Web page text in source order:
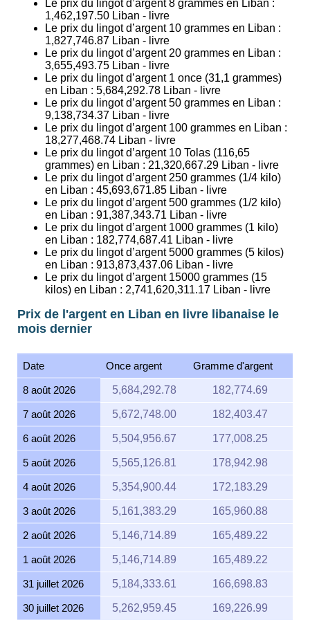
Le prix du lingot d’argent 8 grammes en Liban :
1,462,197.50 Liban - livre
Le prix du lingot d’argent 10 grammes en Liban :
1,827,746.87 Liban - livre
Le prix du lingot d’argent 20 grammes en Liban :
3,655,493.75 Liban - livre
Le prix du lingot d’argent 1 once (31,1 grammes)
en Liban : 5,684,292.78 Liban - livre
Le prix du lingot d’argent 50 grammes en Liban :
9,138,734.37 Liban - livre
Le prix du lingot d’argent 100 grammes en Liban :
18,277,468.74 Liban - livre
Le prix du lingot d’argent 10 Tolas (116,65
grammes) en Liban : 21,320,667.29 Liban - livre
Le prix du lingot d’argent 250 grammes (1/4 kilo)
en Liban : 45,693,671.85 Liban - livre
Le prix du lingot d’argent 500 grammes (1/2 kilo)
en Liban : 91,387,343.71 Liban - livre
Le prix du lingot d’argent 1000 grammes (1 kilo)
en Liban : 182,774,687.41 Liban - livre
Le prix du lingot d’argent 5000 grammes (5 kilos)
en Liban : 913,873,437.06 Liban - livre
Le prix du lingot d’argent 15000 grammes (15
kilos) en Liban : 2,741,620,311.17 Liban - livre
Prix de l'argent en Liban en livre libanaise le
mois dernier
Date Once argent Gramme d'argent
8 août 2026 5,684,292.78 182,774.69
7 août 2026 5,672,748.00 182,403.47
6 août 2026 5,504,956.67 177,008.25
5 août 2026 5,565,126.81 178,942.98
4 août 2026 5,354,900.44 172,183.29
3 août 2026 5,161,383.29 165,960.88
2 août 2026 5,146,714.89 165,489.22
1 août 2026 5,146,714.89 165,489.22
31 juillet 2026 5,184,333.61 166,698.83
30 juillet 2026 5,262,959.45 169,226.99